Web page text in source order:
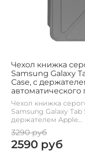
Чехол книжка
Samsung Galaxy
Case, с
Чехол книжка
Samsung Galaxy Tab
держателем Apple...
3290 руб
2590 руб